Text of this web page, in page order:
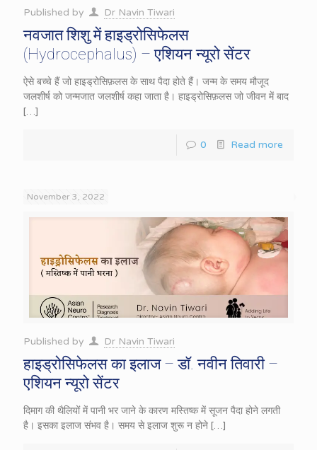
Published by Dr Navin Tiwari
नवजात शिशु में हाइड्रोसिफेलस
(Hydrocephalus) – एशियन न्यूरो सेंटर
ऐसे बच्चे हैं जो हाइड्रोसिफ़लस के साथ पैदा होते हैं। जन्म के समय मौजूद
जलशीर्ष को जन्मजात जलशीर्ष कहा जाता है। हाइड्रोसिफ़लस जो जीवन में बाद
[…]
0 Read more
November 3, 2022
Published by Dr Navin Tiwari
हाइड्रोसिफेलस का इलाज – डॉ. नवीन तिवारी –
एशियन न्यूरो सेंटर
दिमाग की थैलियों में पानी भर जाने के कारण मस्तिष्क में सूजन पैदा होने लगती
है। इसका इलाज संभव है। समय से इलाज शुरू न होने […]